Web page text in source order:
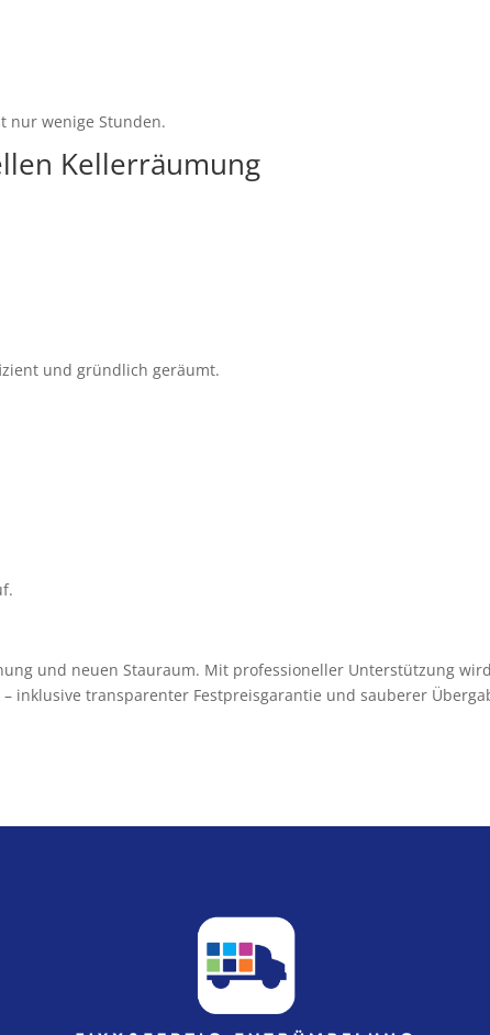
nur wenige Stunden.
Kellerräumung
und gründlich geräumt.
und neuen Stauraum. Mit professioneller Unterstützung
inklusive transparenter Festpreisgarantie und sauberer